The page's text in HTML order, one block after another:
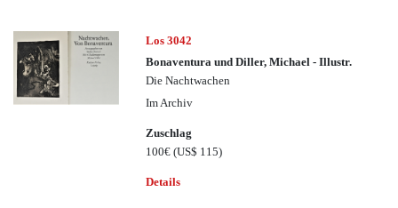
Los 3042
Bonaventura und Diller, Michael - Illustr.
Die Nachtwachen
Im Archiv
Zuschlag
100€(US$ 115)
Details